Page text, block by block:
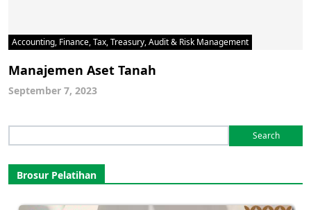
Accounting, Finance, Tax, Treasury, Audit & Risk Management
Manajemen Aset Tanah
September 7, 2023
for:
Brosur Pelatihan